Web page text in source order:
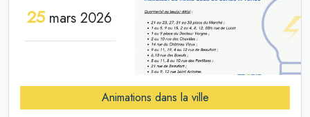
25 mars 2026
Animations dans la ville